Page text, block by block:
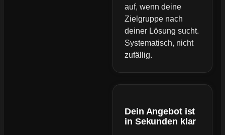
auf, wenn deine
Zielgruppe nach
deiner Lösung sucht.
Systematisch, nicht
zufällig.
Dein Angebot ist
in Sekunden klar